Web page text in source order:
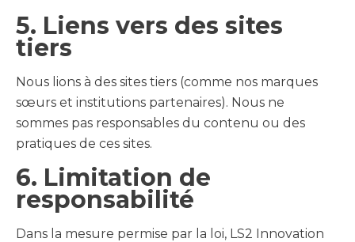
5. Liens vers des sites
tiers
Nous lions à des sites tiers (comme nos marques
sœurs et institutions partenaires). Nous ne
sommes pas responsables du contenu ou des
pratiques de ces sites.
6. Limitation de
responsabilité
Dans la mesure permise par la loi, LS2 Innovation